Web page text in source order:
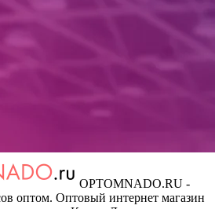
OPTOMNADO.RU -
оптом. Оптовый интернет магазин